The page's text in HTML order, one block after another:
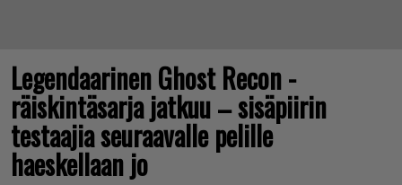
Legendaarinen Ghost Recon -
räiskintäsarja jatkuu – sisäpiirin
testaajia seuraavalle pelille
haeskellaan jo